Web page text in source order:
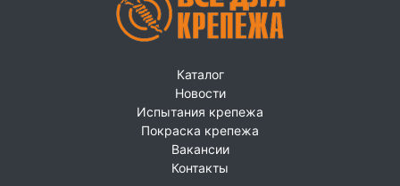
Каталог
Новости
Испытания крепежа
Покраска крепежа
Вакансии
Контакты